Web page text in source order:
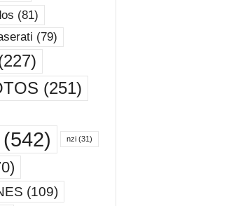
(81)
(79)
(251)
(542) nzi(31)
(109)